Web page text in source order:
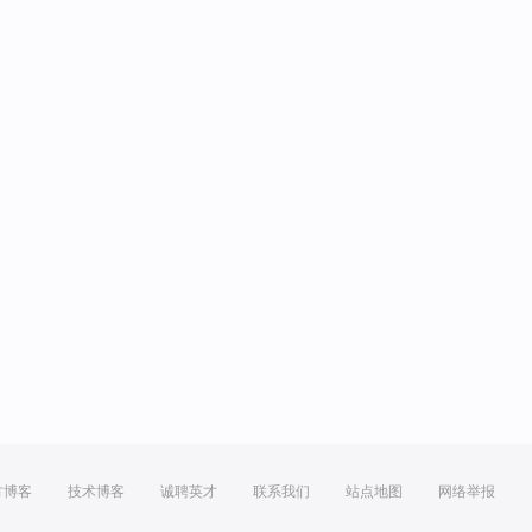
博客 技术博客 诚聘英才 联系我们 站点地图 网络举报